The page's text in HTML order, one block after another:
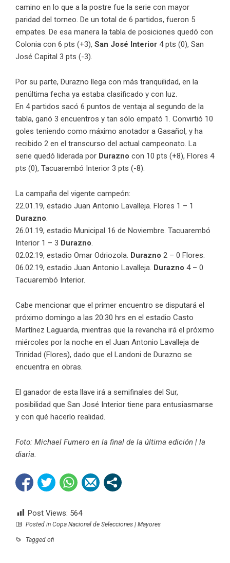
camino en lo que a la postre fue la serie con mayor
paridad del torneo. De un total de 6 partidos, fueron 5
empates. De esa manera la tabla de posiciones quedó con
Colonia con 6 pts (+3), San José Interior 4 pts (0), San
José Capital 3 pts (-3).
Por su parte, Durazno llega con más tranquilidad, en la
penúltima fecha ya estaba clasificado y con luz.
En 4 partidos sacó 6 puntos de ventaja al segundo de la
tabla, ganó 3 encuentros y tan sólo empató 1. Convirtió 10
goles teniendo como máximo anotador a Gasañol, y ha
recibido 2 en el transcurso del actual campeonato. La
serie quedó liderada por Durazno con 10 pts (+8), Flores 4
pts (0), Tacuarembó Interior 3 pts (-8).
La campaña del vigente campeón:
22.01.19, estadio Juan Antonio Lavalleja. Flores 1 – 1
Durazno.
26.01.19, estadio Municipal 16 de Noviembre. Tacuarembó
Interior 1 – 3 Durazno.
02.02.19, estadio Omar Odriozola. Durazno 2 – 0 Flores.
06.02.19, estadio Juan Antonio Lavalleja. Durazno 4 – 0
Tacuarembó Interior.
Cabe mencionar que el primer encuentro se disputará el
próximo domingo a las 20:30 hrs en el estadio Casto
Martínez Laguarda, mientras que la revancha irá el próximo
miércoles por la noche en el Juan Antonio Lavalleja de
Trinidad (Flores), dado que el Landoni de Durazno se
encuentra en obras.
El ganador de esta llave irá a semifinales del Sur,
posibilidad que San José Interior tiene para entusiasmarse
y con qué hacerlo realidad.
Foto: Michael Fumero en la final de la última edición | la
diaria.
Post Views: 564
Posted in Copa Nacional de Selecciones | Mayores
Tagged ofi